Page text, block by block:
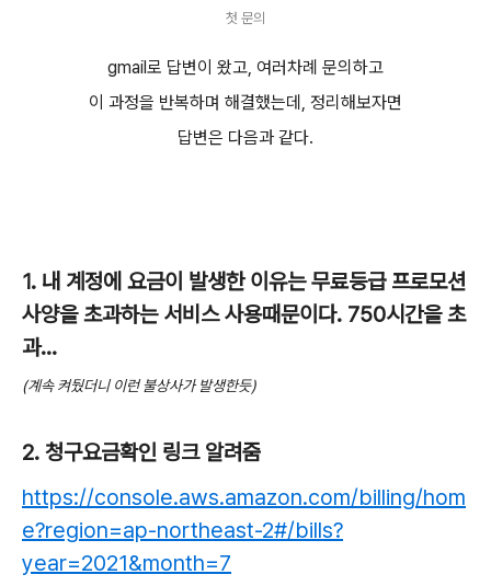
첫 문의
gmail로 답변이 왔고, 여러차례 문의하고
이 과정을 반복하며 해결했는데, 정리해보자면
답변은 다음과 같다.
1. 내 계정에 요금이 발생한 이유는 무료등급 프로모션
사양을 초과하는 서비스 사용때문이다. 750시간을 초
과...
(계속 켜뒀더니 이런 불상사가 발생한듯)
2. 청구요금확인 링크 알려줌
https://console.aws.amazon.com/billing/hom
e?region=ap-northeast-2#/bills?
year=2021&month=7